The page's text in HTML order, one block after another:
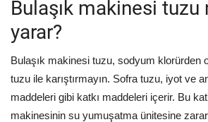
Ana Sayfa
Kripto Para
Bulaşık makinesi tuzu
yarar?
Bulaşık makinesi tuzu, sodyum klorürden
tuzu ile karıştırmayın. Sofra tuzu, iyot ve
maddeleri gibi katkı maddeleri içerir. Bu
makinesinin su yumuşatma ünitesine